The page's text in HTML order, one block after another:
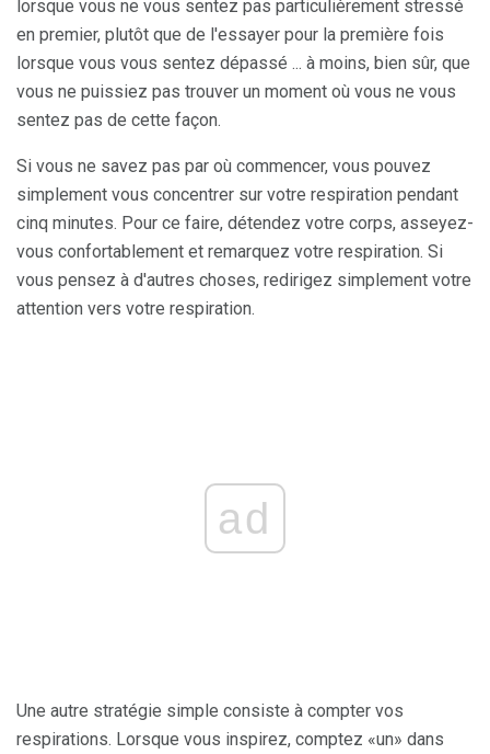
lorsque vous ne vous sentez pas particulièrement stressé
en premier, plutôt que de l'essayer pour la première fois
lorsque vous vous sentez dépassé ... à moins, bien sûr, que
vous ne puissiez pas trouver un moment où vous ne vous
sentez pas de cette façon.
Si vous ne savez pas par où commencer, vous pouvez
simplement vous concentrer sur votre respiration pendant
cinq minutes. Pour ce faire, détendez votre corps, asseyez-
vous confortablement et remarquez votre respiration. Si
vous pensez à d'autres choses, redirigez simplement votre
attention vers votre respiration.
ad
Une autre stratégie simple consiste à compter vos
respirations. Lorsque vous inspirez, comptez «un» dans